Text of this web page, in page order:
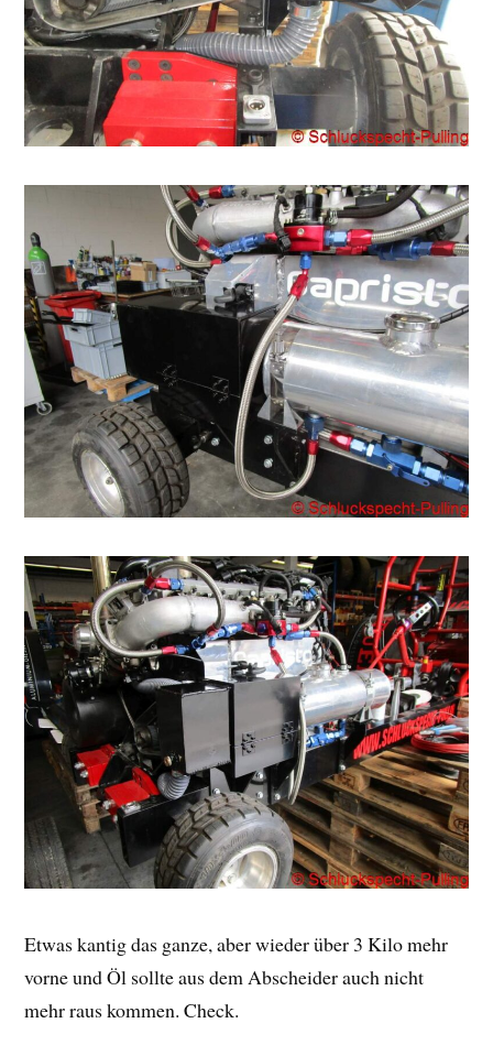
Etwas kantig das ganze, aber wieder über 3 Kilo mehr
vorne und Öl sollte aus dem Abscheider auch nicht
mehr raus kommen. Check.